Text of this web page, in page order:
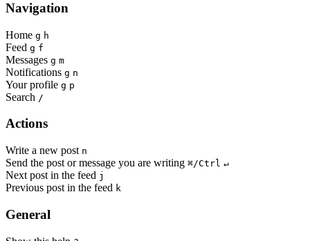
Navigation
Home g h
Feed g f
Messages g m
Notifications g n
Your profile g p
Search /
Actions
Write a new post n
Send the post or message you are writing ⌘/Ctrl ↵
Next post in the feed j
Previous post in the feed k
General